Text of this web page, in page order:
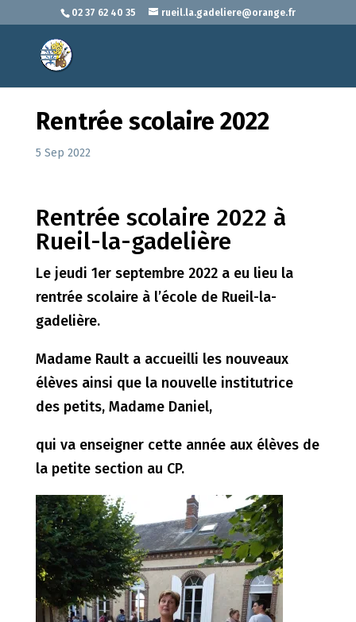
02 37 62 40 35 rueil.la.gadeliere@orange.fr
Rentrée scolaire 2022
5 Sep 2022
Rentrée scolaire 2022 à
Rueil-la-gadelière
Le jeudi 1er septembre 2022 a eu lieu la
rentrée scolaire à l’école de Rueil-la-
gadelière.
Madame Rault a accueilli les nouveaux
élèves ainsi que la nouvelle institutrice
des petits, Madame Daniel,
qui va enseigner cette année aux élèves de
la petite section au CP.